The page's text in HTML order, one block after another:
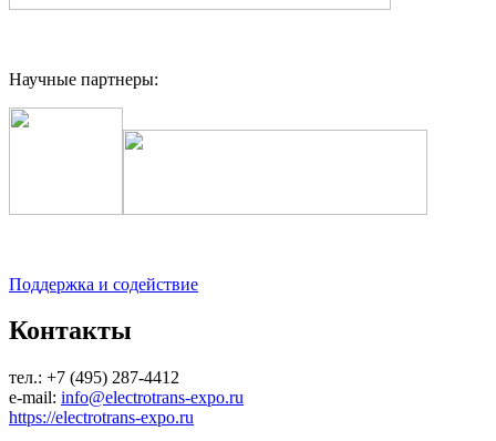
Научные партнеры:
Поддержка и содействие
Контакты
тел.: +7 (495) 287-4412
e-mail: info@electrotrans-expo.ru
https://electrotrans-expo.ru